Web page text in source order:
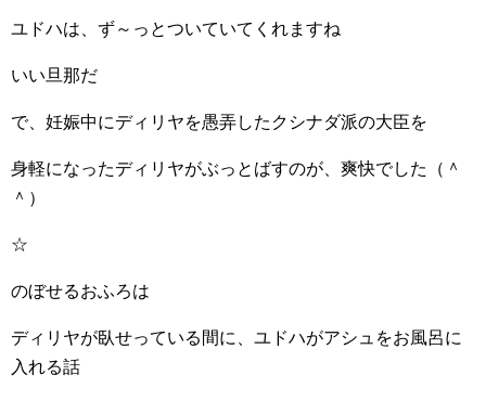
ユドハは、ず～っとついていてくれますね
いい旦那だ
で、妊娠中にディリヤを愚弄したクシナダ派の大臣を
身軽になったディリヤがぶっとばすのが、爽快でした（＾
＾）
☆
のぼせるおふろは
ディリヤが臥せっている間に、ユドハがアシュをお風呂に
入れる話